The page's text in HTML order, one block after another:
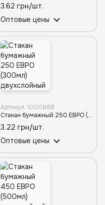
3.62 грн/шт.
Оптовые цены
Артикул: 1000888
Стакан бумажный 250 ЕВРО (300мл) двухслойный ЧЕРНЫЙ d-80TP (20шт/880шт)
3.22 грн/шт.
Оптовые цены